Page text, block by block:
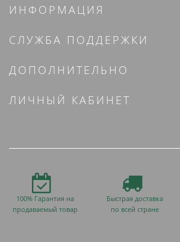
ИНФОРМАЦИЯ
СЛУЖБА ПОДДЕРЖКИ
ДОПОЛНИТЕЛЬНО
ЛИЧНЫЙ КАБИНЕТ
100% Гарантия на
продаваемый товар
Быстрая доставка
по всей стране